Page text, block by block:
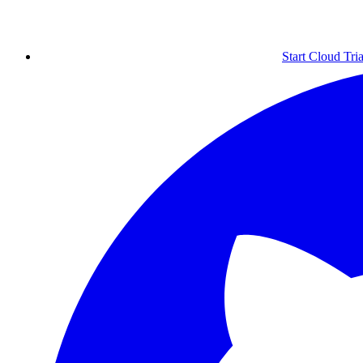
Start Cloud